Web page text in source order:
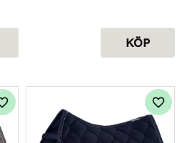
KÖP
Lägg till i favoriter